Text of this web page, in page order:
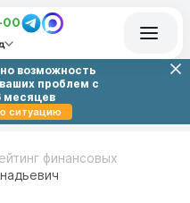
00
возможность
проблем с
месяцев
ситуацию
финансовых